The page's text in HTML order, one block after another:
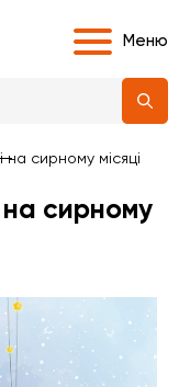
Меню
на сирному місяці
сирному